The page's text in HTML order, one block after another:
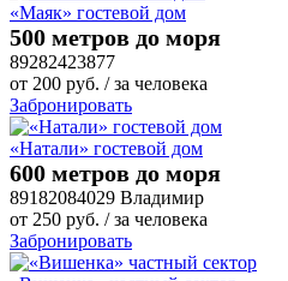
«Маяк» гостевой дом
500 метров до моря
89282423877
от 200 руб. / за человека
Забронировать
«Натали» гостевой дом
600 метров до моря
89182084029 Владимир
от 250 руб. / за человека
Забронировать